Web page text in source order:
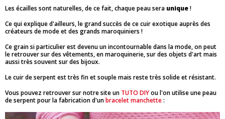
Les écailles sont naturelles, de ce fait, chaque peau sera unique!
Ce qui explique d'ailleurs, le grand succès de ce cuir exotique auprès des
créateurs de mode et des grands maroquiniers !
Ce grain si particulier est devenu un incontournable dans la mode, on peut
le retrouver sur des vêtements, en maroquinerie, sur des objets d'art mais
aussi très souvent sur des bijoux.
Le cuir de serpent est très fin et souple mais reste très solide et résistant.
Vous pouvez retrouver sur notre site un TUTO DIYou l'on utilise une peau
de serpent pour la fabrication d'unbracelet manchette: